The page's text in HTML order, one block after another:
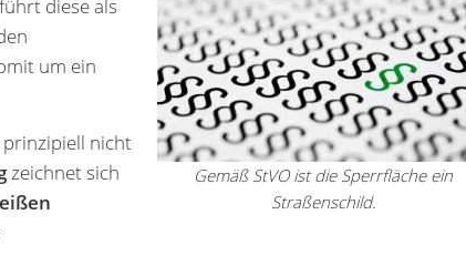
Gemäß StVO ist die Sperrfläche ein
Straßenschild.
diese als
um ein
prinzipiell nicht
zeichnet sich